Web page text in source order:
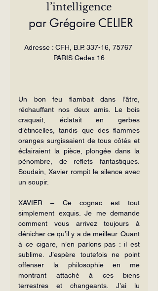
l’intelligence
par Grégoire CELIER
Adresse : CFH, B.P. 337-16, 75767
PARIS Cedex 16
Un bon feu flambait dans l’âtre,
réchauffant nos deux amis. Le bois
craquait, éclatait en gerbes
d’étincelles, tandis que des flammes
oranges surgissaient de tous côtés et
éclairaient la pièce, plongée dans la
pénombre, de reflets fantastiques.
Soudain, Xavier rompit le silence avec
un soupir.
XAVIER – Ce cognac est tout
simplement exquis. Je me demande
comment vous arrivez toujours à
dénicher ce qu’il y a de meilleur. Quant
à ce cigare, n’en parlons pas : il est
sublime. J’espère toutefois ne point
offenser la philosophie en me
montrant attaché à ces biens
terrestres et changeants. J’ai lu